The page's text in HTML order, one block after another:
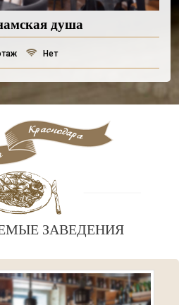
душа
Нет
ЗАВЕДЕНИЯ